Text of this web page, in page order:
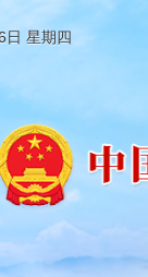
日 星期四